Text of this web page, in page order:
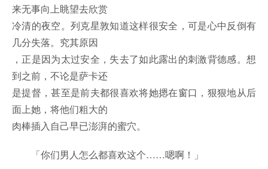
来无事向上眺望去欣赏
冷清的夜空。列克星敦知道这样很安全，可是心中反倒有
几分失落。究其原因
，正是因为太过安全，失去了如此露出的刺激背德感。想
到之前，不论是萨卡还
是提督，甚至是前夫都很喜欢将她摁在窗口，狠狠地从后
面上她，将他们粗大的
肉棒插入自己早已澎湃的蜜穴。
「你们男人怎么都喜欢这个……嗯啊！」